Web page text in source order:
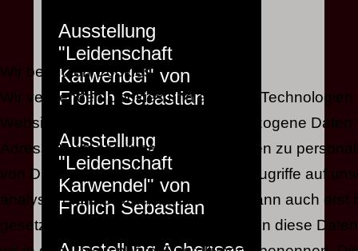
Ausstellung
"Leidenschaft
Karwendel" von
Frölich Sebastian
Ausstellung
"Leidenschaft
Karwendel" von
Frölich Sebastian
Wir benutzen Cookies
Wir verwenden Cookies und ähnliche Technologien
Website und verarbeiten personenbezogene Daten
Adresse), um z.B. Inhalte und Anzeigen zu
von Drittanbietern einzubinden oder Zugriffe auf
analysieren. Die Datenverarbeitung kann auch erst
gesetzter Cookies stattfinden. Wir teilen diese